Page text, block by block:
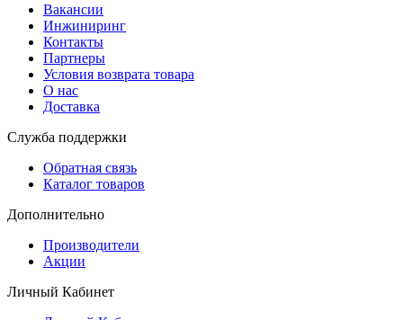
Вакансии
Инжиниринг
Контакты
Партнеры
Условия возврата товара
О нас
Доставка
Служба поддержки
Обратная связь
Каталог товаров
Дополнительно
Производители
Акции
Личный Кабинет